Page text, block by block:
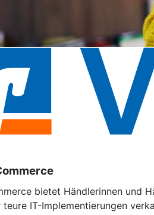
bietet Händlerinnen und
IT-Implementierungen